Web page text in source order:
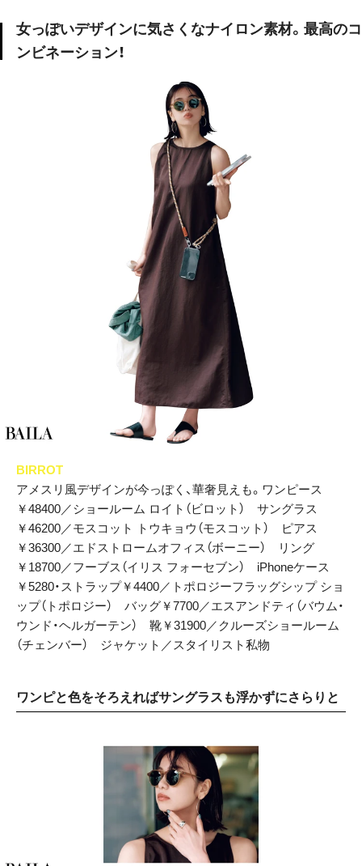
女っぽいデザインに気さくなナイロン素材。最高のコ
ンビネーション！
BIRROT
アメスリ風デザインが今っぽく、華奢見えも。ワンピース
￥48400／ショールーム ロイト（ビロット） サングラス
￥46200／モスコット トウキョウ（モスコット） ピアス
￥36300／エドストロームオフィス（ボーニー） リング
￥18700／フーブス（イリス フォーセブン） iPhoneケース
￥5280・ストラップ￥4400／トポロジーフラッグシップ ショ
ップ（トポロジー） バッグ￥7700／エスアンドティ（バウム・
ウンド・ヘルガーテン） 靴￥31900／クルーズショールーム
（チェンバー） ジャケット／スタイリスト私物
ワンピと色をそろえればサングラスも浮かずにさらりと